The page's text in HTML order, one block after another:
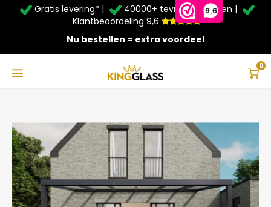
9,6
Service & Contact
Bezorging
Afhalen
Montage
Taal
Deutsch
Gratis levering* |
40000+ tevreden klanten |
Klantbeoordeling 9,6
Nu bestellen = extra voordeel
0
Zomer Deals: Tot 20% kortingop schuifwanden en
veranda's +€20extra kassa korting*
Serre in antraciet van 6,06 x 2,5 meter